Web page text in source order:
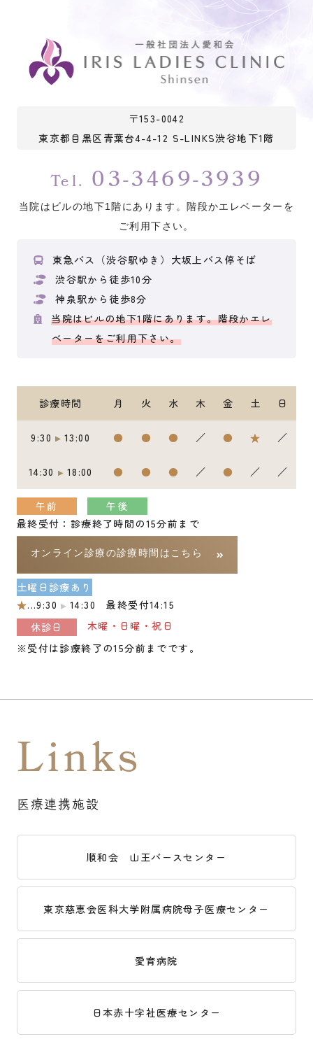
〒153-0042
東京都目黒区青葉台4-4-12 S-LINKS渋谷地下1階
Tel. 03-3469-3939
当院はビルの地下1階にあります。階段かエレベーターを
ご利用下さい。
東急バス（渋谷駅ゆき）大坂上バス停そば
渋谷駅から徒歩10分
神泉駅から徒歩8分
当院はビルの地下1階にあります。階段かエレ
ベーターをご利用下さい。
診療時間 月 火 水 木 金 土 日
9:30 13:00 ● ● ● ／ ● ★ ／
14:30 18:00 ● ● ● ／ ● ／ ／
午前
午後
最終受付：診療終了時間の15分前まで
オンライン診療の診療時間はこちら
土曜日診療あり
★...9:30
14:30 最終受付14:15
休診日
木曜・日曜・祝日
※受付は診療終了の15分前までです。
Links
医療連携施設
順和会 山王バースセンター
東京慈恵会医科大学附属病院母子医療センター
愛育病院
日本赤十字社医療センター